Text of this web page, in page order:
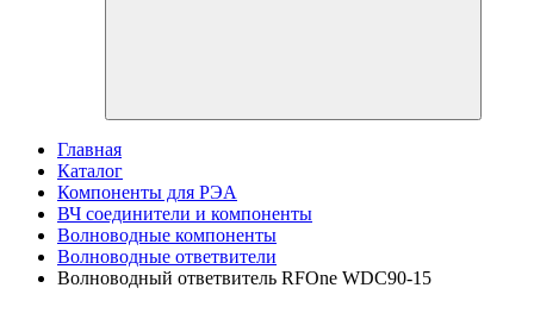
Главная
Каталог
Компоненты для РЭА
ВЧ соединители и компоненты
Волноводные компоненты
Волноводные ответвители
Волноводный ответвитель RFOne WDC90-15